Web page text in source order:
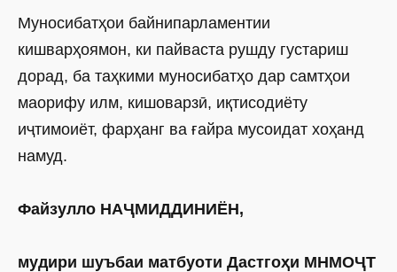
Муносибатҳои байнипарламентии
кишварҳоямон, ки пайваста рушду густариш
дорад, ба таҳкими муносибатҳо дар самтҳои
маорифу илм, кишоварзӣ, иқтисодиёту
иҷтимоиёт, фарҳанг ва ғайра мусоидат хоҳанд
намуд.
Файзулло НАҶМИДДИНИЁН,
мудири шуъбаи матбуоти Дастгоҳи МНМОҶТ